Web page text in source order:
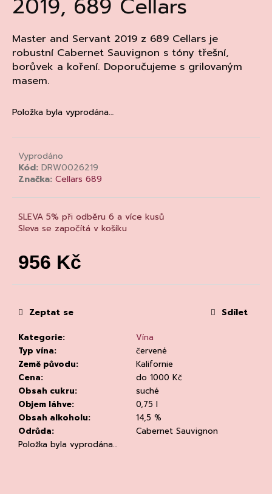
2019, 689 Cellars
Master and Servant 2019 z 689 Cellars je
robustní Cabernet Sauvignon s tóny třešní,
borůvek a koření. Doporučujeme s grilovaným
masem.
Položka byla vyprodána…
Vyprodáno
Kód: DRW0026219
Značka: Cellars 689
SLEVA 5% při odběru 6 a více kusů
Sleva se započítá v košíku
956 Kč
cena:
Kategorie:
Vína
Typ vína:
červené
Země původu:
Kalifornie
Cena:
do 1000 Kč
Obsah cukru:
suché
Objem láhve:
0,75 l
Obsah alkoholu:
14,5 %
Odrůda:
Cabernet Sauvignon
Položka byla vyprodána…
Zeptat se Sdílet
a
j
í
t
?
HLEDAT
D
p
o
u
e
e
PROSECCO
DOC